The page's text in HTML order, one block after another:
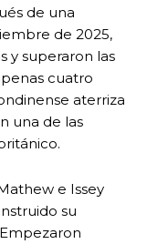
de una
de 2025,
y superaron las
cuatro
aterriza
una de las
e Issey
su